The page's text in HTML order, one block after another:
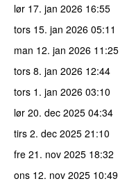
lør 17. jan 2026 16:55
tors 15. jan 2026 05:11
man 12. jan 2026 11:25
tors 8. jan 2026 12:44
tors 1. jan 2026 03:10
lør 20. dec 2025 04:34
tirs 2. dec 2025 21:10
fre 21. nov 2025 18:32
ons 12. nov 2025 10:49